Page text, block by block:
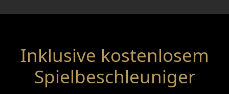
Inklusive kostenlosem
Spielbeschleuniger